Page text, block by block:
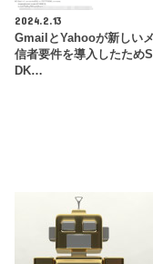
2024.2.13
GmailとYahooが新しい
信者要件を導入したため
DK…